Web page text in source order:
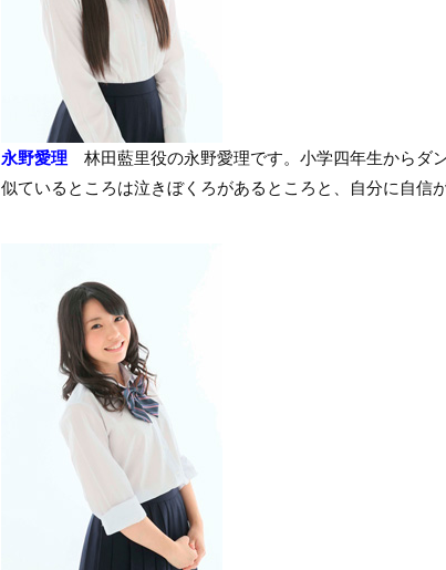
永野愛理 林田藍里役の永野愛理です。小学四年生からダ
似ているところは泣きぼくろがあるところと、自分に自信